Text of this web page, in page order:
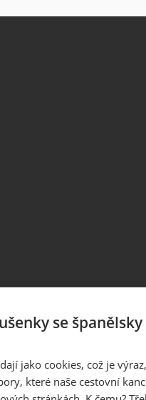
řád
se
jako cookies, což je
které naše cestovní